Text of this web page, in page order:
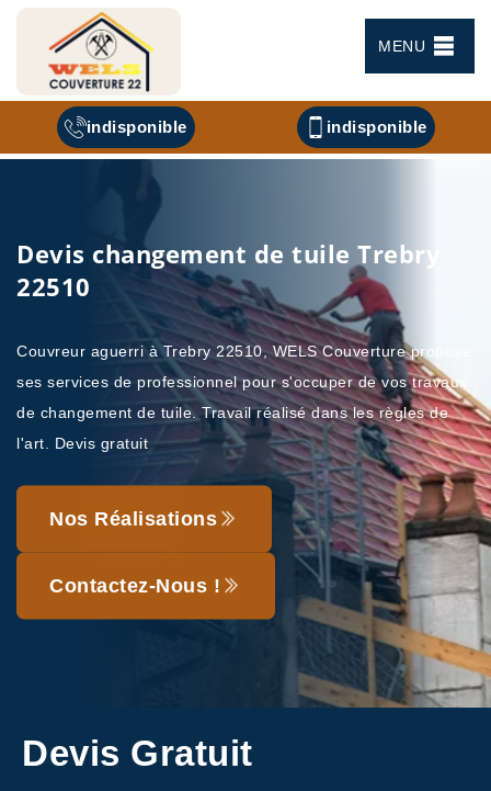
MENU
indisponible indisponible
Devis changement de tuile Trebry
22510
Couvreur aguerri à Trebry 22510, WELS Couverture propose
ses services de professionnel pour s'occuper de vos travaux
de changement de tuile. Travail réalisé dans les règles de
l'art. Devis gratuit
Nos Réalisations
Contactez-Nous !
Devis Gratuit